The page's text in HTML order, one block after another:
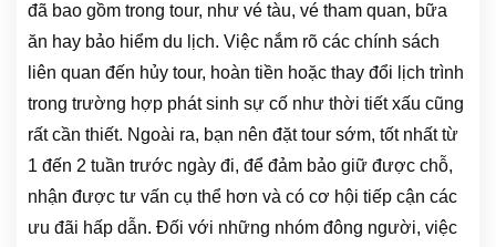
đã bao gồm trong tour, như vé tàu, vé tham quan, bữa
ăn hay bảo hiểm du lịch. Việc nắm rõ các chính sách
liên quan đến hủy tour, hoàn tiền hoặc thay đổi lịch trình
trong trường hợp phát sinh sự cố như thời tiết xấu cũng
rất cần thiết. Ngoài ra, bạn nên đặt tour sớm, tốt nhất từ
1 đến 2 tuần trước ngày đi, để đảm bảo giữ được chỗ,
nhận được tư vấn cụ thể hơn và có cơ hội tiếp cận các
ưu đãi hấp dẫn. Đối với những nhóm đông người, việc